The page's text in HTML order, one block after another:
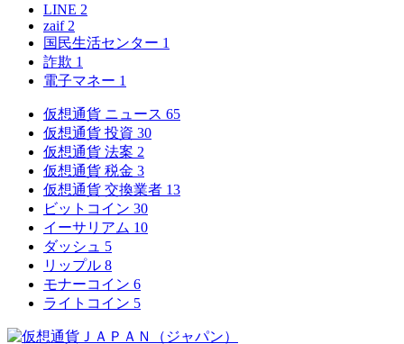
LINE 2
zaif 2
国民生活センター 1
詐欺 1
電子マネー 1
仮想通貨 ニュース 65
仮想通貨 投資 30
仮想通貨 法案 2
仮想通貨 税金 3
仮想通貨 交換業者 13
ビットコイン 30
イーサリアム 10
ダッシュ 5
リップル 8
モナーコイン 6
ライトコイン 5